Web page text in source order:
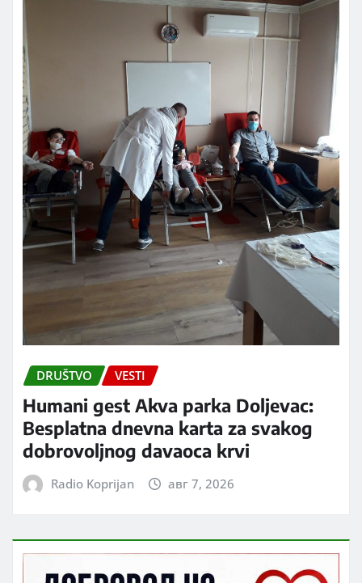
DRUŠTVO VESTI
Humani gest Akva parka Doljevac:
Besplatna dnevna karta za svakog
dobrovoljnog davaoca krvi
Radio Koprijan авг 7, 2026